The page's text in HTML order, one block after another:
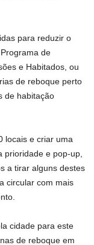
para reduzir o
de
e Habitados, ou
de reboque perto
de habitação
locais e criar uma
prioridade e pop-up,
a tirar alguns destes
circular com mais
cidade para este
de reboque em